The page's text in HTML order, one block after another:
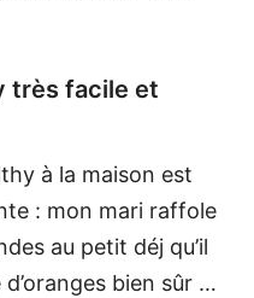
très facile et
à la maison est
: mon mari raffole
au petit déj qu’il
bien sûr …